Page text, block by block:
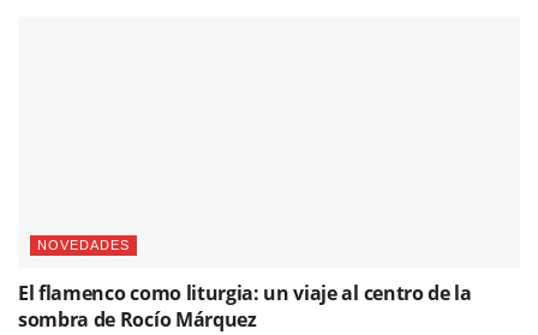
NOVEDADES
El flamenco como liturgia: un viaje al centro de la
sombra de Rocío Márquez